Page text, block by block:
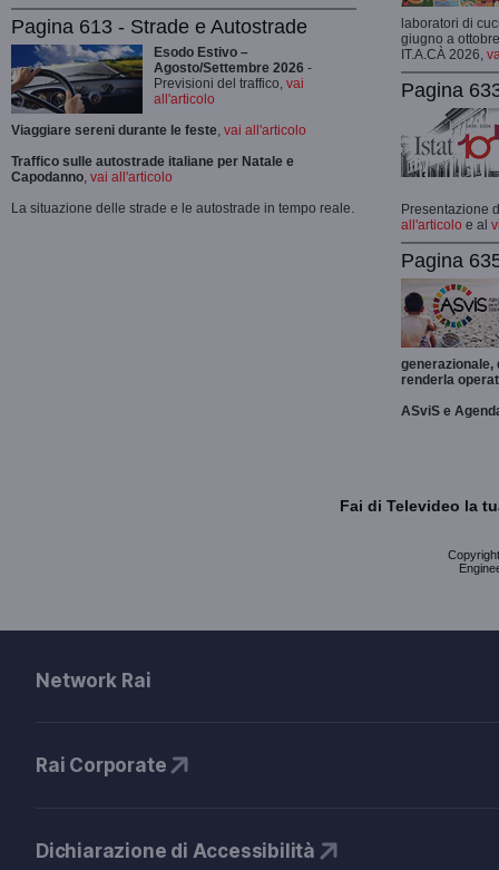
Pagina 613 - Strade e Autostrade
Esodo Estivo –
Agosto/Settembre 2026 -
Previsioni del traffico, vai
all'articolo
Viaggiare sereni durante le feste, vai all'articolo
Traffico sulle autostrade italiane per Natale e
Capodanno, vai all'articolo
La situazione delle strade e le autostrade in tempo reale.
laboratori di
giugno a
IT.A.CÀ 2026,
Pagina
Presentazione
all'articolo e al
Pagina
generazionale,
renderla
ASviS e
Fai di Televideo la